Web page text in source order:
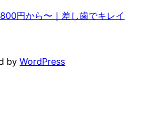
円から〜｜差し歯でキレイ
byWordPress